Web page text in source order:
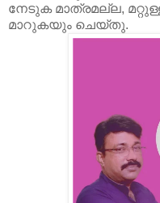
നേടുക മാത്രമല്ല,
മാറുകയും ചെയ്തു.